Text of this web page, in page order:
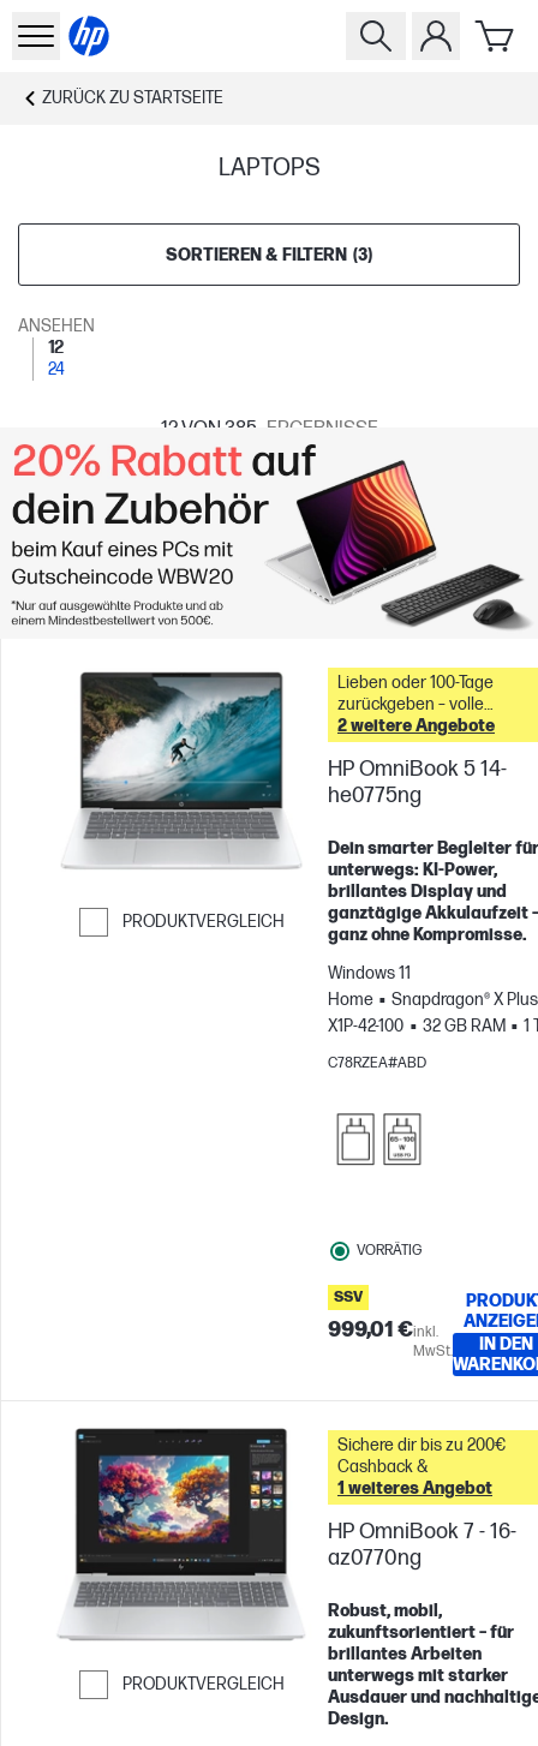
ZURÜCK ZU STARTSEITE
LAPTOPS
SORTIEREN & FILTERN (3)
ANSEHEN
12
24
12VON 385 ERGEBNISSE
PRODUKTVERGLEICH
Lieben oder 100-Tage
zurückgeben – volle
Rückerstattung &
2 weitere Angebote
HP OmniBook 5 14-
he0775ng
Dein smarter Begleiter für
unterwegs: KI-Power,
brillantes Display und
ganztägige Akkulaufzeit –
ganz ohne Kompromisse.
Windows 11
Home
Snapdragon® X
X1P-42-100
32 GB RAM
1
SSD
14" 2K OLED, , 0.2ms
C78RZEA#ABD
VORRÄTIG
SSV
999,01 €inkl.
MwSt.
IN DEN
PRODUKTVERGLEICH
Weiter zum Vergleichen
Sichere dir bis zu 200€
Cashback &
1 weiteres Angebot
HP OmniBook 7 - 16-
az0770ng
Robust, mobil,
zukunftsorientiert – für
brillantes Arbeiten
unterwegs mit starker
Ausdauer und
Design.